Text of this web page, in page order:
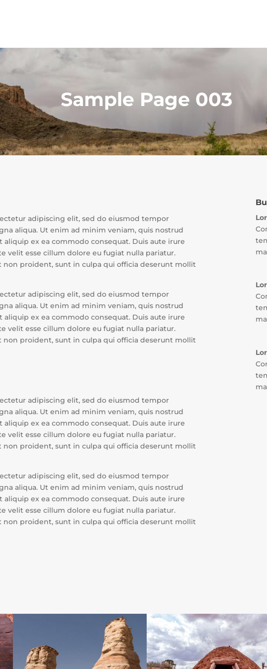
Sample Page 003
adipiscing elit, sed do eiusmod tempor
aliqua. Ut enim ad minim veniam, quis nostrud
ex ea commodo consequat. Duis aute irure
velit esse cillum dolore eu fugiat nulla pariatur.
non proident, sunt in culpa qui officia deserunt mollit
adipiscing elit, sed do eiusmod tempor
aliqua. Ut enim ad minim veniam, quis nostrud
ex ea commodo consequat. Duis aute irure
velit esse cillum dolore eu fugiat nulla pariatur.
non proident, sunt in culpa qui officia deserunt mollit
adipiscing elit, sed do eiusmod tempor
aliqua. Ut enim ad minim veniam, quis nostrud
ex ea commodo consequat. Duis aute irure
velit esse cillum dolore eu fugiat nulla pariatur.
non proident, sunt in culpa qui officia deserunt mollit
adipiscing elit, sed do eiusmod tempor
aliqua. Ut enim ad minim veniam, quis nostrud
ex ea commodo consequat. Duis aute irure
velit esse cillum dolore eu fugiat nulla pariatur.
non proident, sunt in culpa qui officia deserunt mollit